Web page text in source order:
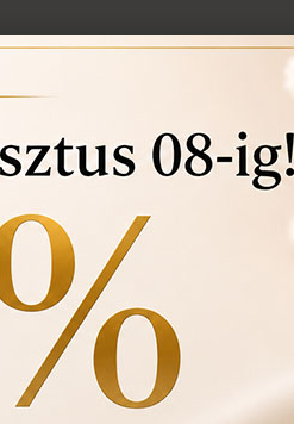
Örökös garanciális
Ingyenes méret állítás
Vásárlási bizonylat
felhasznált kövek
Ékszertartó doboz és
Évente 1 alkalommal
történt-e , mozgó kő,
felfedezett hibákat